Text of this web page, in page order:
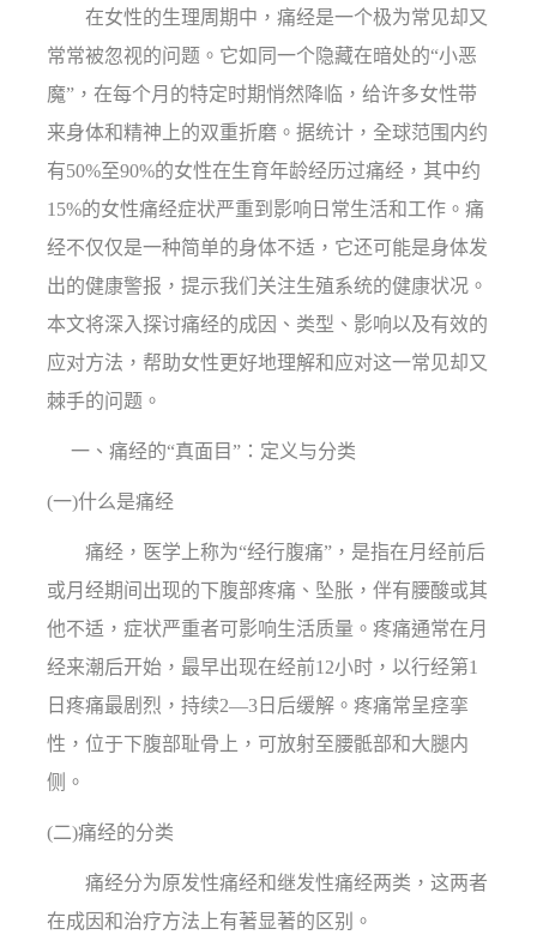
在女性的生理周期中，痛经是一个极为常见却又
常常被忽视的问题。它如同一个隐藏在暗处的“小恶
魔”，在每个月的特定时期悄然降临，给许多女性带
来身体和精神上的双重折磨。据统计，全球范围内约
有50%至90%的女性在生育年龄经历过痛经，其中约
15%的女性痛经症状严重到影响日常生活和工作。痛
经不仅仅是一种简单的身体不适，它还可能是身体发
出的健康警报，提示我们关注生殖系统的健康状况。
本文将深入探讨痛经的成因、类型、影响以及有效的
应对方法，帮助女性更好地理解和应对这一常见却又
棘手的问题。
一、痛经的“真面目”：定义与分类
(一)什么是痛经
痛经，医学上称为“经行腹痛”，是指在月经前后
或月经期间出现的下腹部疼痛、坠胀，伴有腰酸或其
他不适，症状严重者可影响生活质量。疼痛通常在月
经来潮后开始，最早出现在经前12小时，以行经第1
日疼痛最剧烈，持续2—3日后缓解。疼痛常呈痉挛
性，位于下腹部耻骨上，可放射至腰骶部和大腿内
侧。
(二)痛经的分类
痛经分为原发性痛经和继发性痛经两类，这两者
在成因和治疗方法上有著显著的区别。